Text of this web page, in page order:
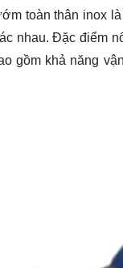
toàn thân inox
nhau. Đặc điểm
gồm khả năng